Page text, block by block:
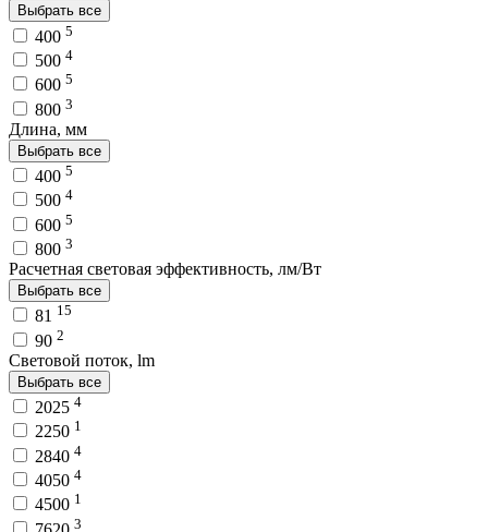
Выбрать все
400 5
500 4
600 5
800 3
Длина, мм
Выбрать все
400 5
500 4
600 5
800 3
Расчетная световая эффективность, лм/Вт
Выбрать все
81 15
90 2
Световой поток, lm
Выбрать все
2025 4
2250 1
2840 4
4050 4
4500 1
3